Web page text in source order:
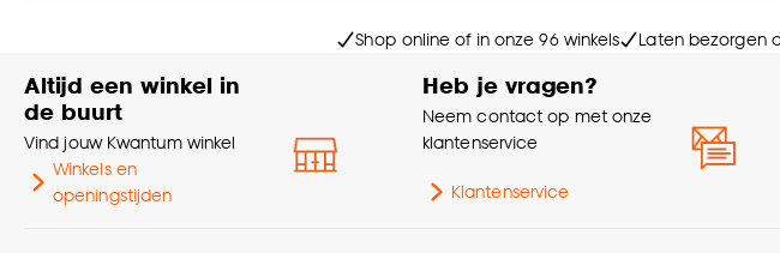
Shop online of in onze 96 winkels Laten bezorgen
Altijd een winkel in
de buurt
Vind jouw Kwantum winkel
Winkels en
openingstijden
Heb je vragen?
Neem contact op met onze
klantenservice
Klantenservice